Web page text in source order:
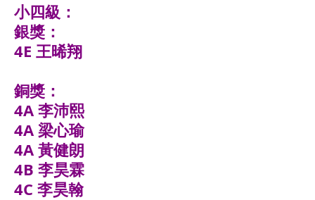
小四級：
銀獎：
4E 王晞翔
銅獎：
4A 李沛熙
4A 梁心瑜
4A 黃健朗
4B 李昊霖
4C 李昊翰